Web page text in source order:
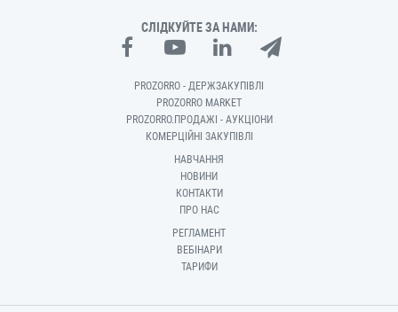
СЛІДКУЙТЕ ЗА НАМИ:
PROZORRO - ДЕРЖЗАКУПІВЛІ
PROZORRO MARKET
PROZORRO.ПРОДАЖІ - АУКЦІОНИ
КОМЕРЦІЙНІ ЗАКУПІВЛІ
НАВЧАННЯ
НОВИНИ
КОНТАКТИ
ПРО НАС
РЕГЛАМЕНТ
ВЕБІНАРИ
ТАРИФИ